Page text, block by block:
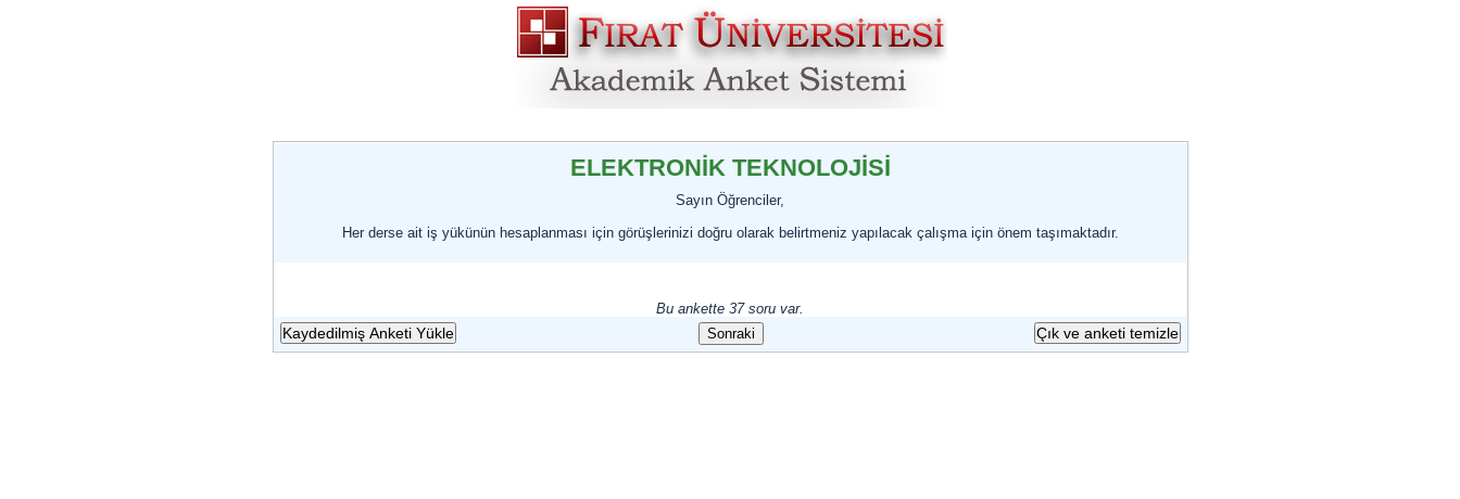
ELEKTRONİK TEKNOLOJİSİ
Sayın Öğrenciler,
Her derse ait iş yükünün hesaplanması için görüşlerinizi doğru olarak belirtmeniz yapılacak çalışma için önem taşımaktadır.
Bu ankette 37 soru var.
Sonraki